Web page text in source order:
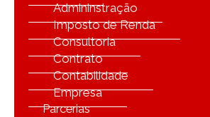
Admininstração
Imposto de Renda
Consultoria
Contrato
Contabilidade
Empresa
Parcerias